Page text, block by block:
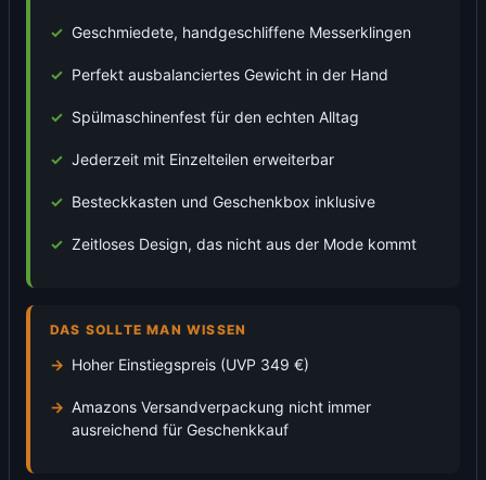
Geschmiedete, handgeschliffene Messerklingen
Perfekt ausbalanciertes Gewicht in der Hand
Spülmaschinenfest für den echten Alltag
Jederzeit mit Einzelteilen erweiterbar
Besteckkasten und Geschenkbox inklusive
Zeitloses Design, das nicht aus der Mode kommt
DAS SOLLTE MAN WISSEN
Hoher Einstiegspreis (UVP 349 €)
Amazons Versandverpackung nicht immer
ausreichend für Geschenkkauf